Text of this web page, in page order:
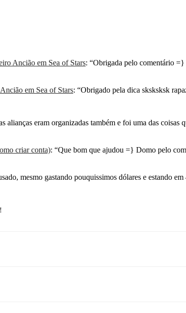
Ancião em Sea of Stars: “Obrigada pelo comentário =}
em Sea of Stars: “Obrigado pela dica sksksksk
alianças eram organizadas também e foi uma das
criar conta): “Que bom que ajudou =} Domo pelo
mesmo gastando pouquissimos dólares e estando